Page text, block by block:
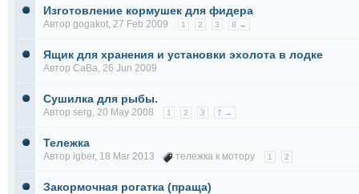
Изготовление кормушек для фидера
Автор gogakot, 27 Feb 2009 1 2 3 8 →
Ящик для хранения и установки эхолота в лодке
Автор СаВа, 26 Jun 2009
Сушилка для рыбы.
Автор serg, 20 May 2008 1 2 3 7 →
Тележка
Автор igber, 18 Mar 2013 тележка к мотору 1 2
Закормочная рогатка (праща)